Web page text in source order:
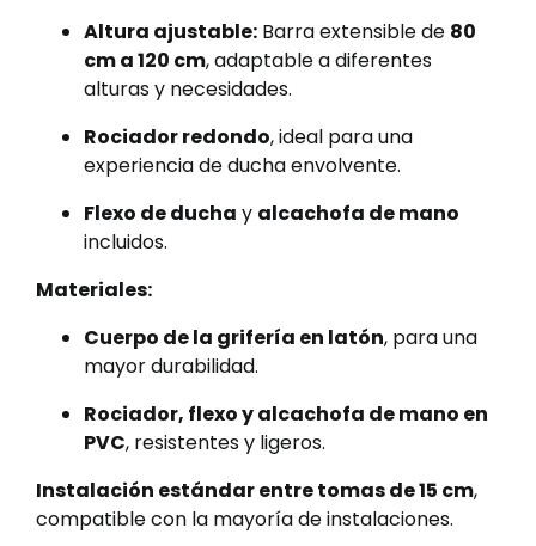
Altura ajustable: Barra extensible de 80
cm a 120 cm, adaptable a diferentes
alturas y necesidades.
Rociador redondo, ideal para una
experiencia de ducha envolvente.
Flexo de ducha y alcachofa de mano
incluidos.
Materiales:
Cuerpo de la grifería en latón, para una
mayor durabilidad.
Rociador, flexo y alcachofa de mano en
PVC, resistentes y ligeros.
Instalación estándar entre tomas de 15 cm,
compatible con la mayoría de instalaciones.